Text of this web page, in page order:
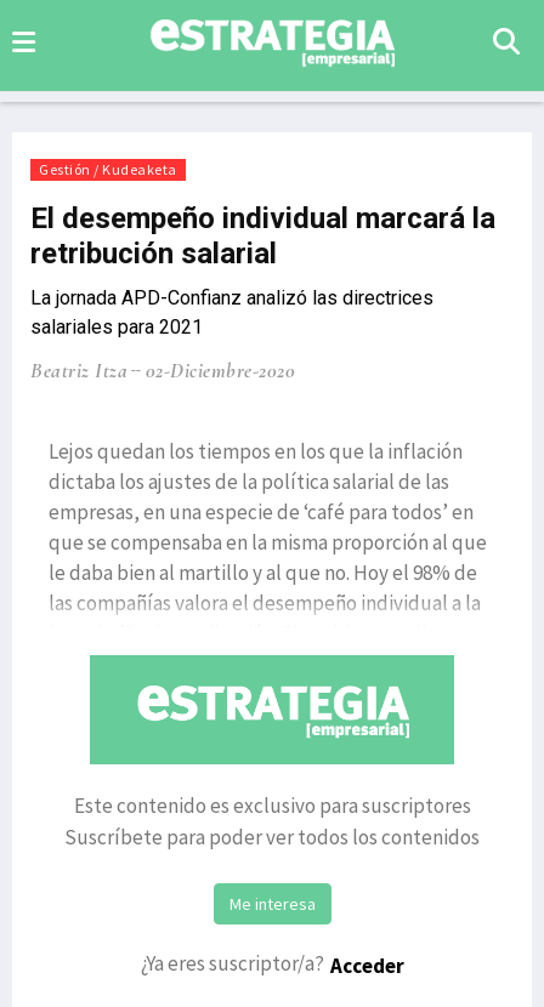
Gestión / Kudeaketa
El desempeño individual marcará la
retribución salarial
La jornada APD-Confianz analizó las directrices
salariales para 2021
Beatriz Itza 02-Diciembre-2020
Lejos quedan los tiempos en los que la inflación
dictaba los ajustes de la política salarial de las
empresas, en una especie de ‘café para todos’ en
que se compensaba en la misma proporción al que
le daba bien al martillo y al que no. Hoy el 98% de
las compañías valora el desempeño individual a la
Este contenido es exclusivo para suscriptores
Suscríbete para poder ver todos los contenidos
Me interesa
¿Ya eres suscriptor/a? Acceder